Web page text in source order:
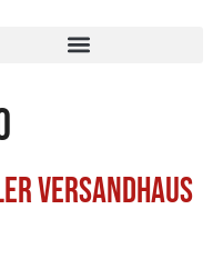
Versandhaus